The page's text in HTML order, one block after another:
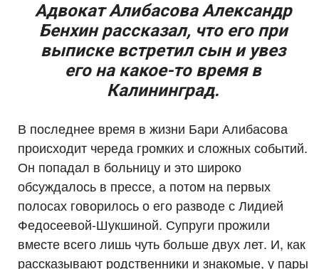
Адвокат Алибасова Александр
Бенхин рассказал, что его при
выписке встретил сын и увез
его на какое-то время в
Калининград.
В последнее время в жизни Бари Алибасова
происходит череда громких и сложных событий.
Он попадал в больницу и это широко
обсуждалось в прессе, а потом на первых
полосах говорилось о его разводе с Лидией
Федосеевой-Шукшиной. Супруги прожили
вместе всего лишь чуть больше двух лет. И, как
рассказывают родственники и знакомые, у пары